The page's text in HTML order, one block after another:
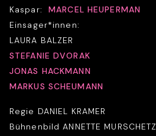
Kaspar:MARCEL HEUPERMAN
Einsager*innen:
LAURA BALZER
STEFANIE DVORAK
JONAS HACKMANN
MARKUS SCHEUMANN
Regie DANIEL KRAMER
Bühnenbild ANNETTE MURSCHETZ